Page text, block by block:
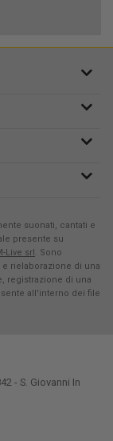
suonati, cantati e
presente su
Live srl. Sono
rielaborazione di una
registrazione di una
all'interno dei file
- S. Giovanni In